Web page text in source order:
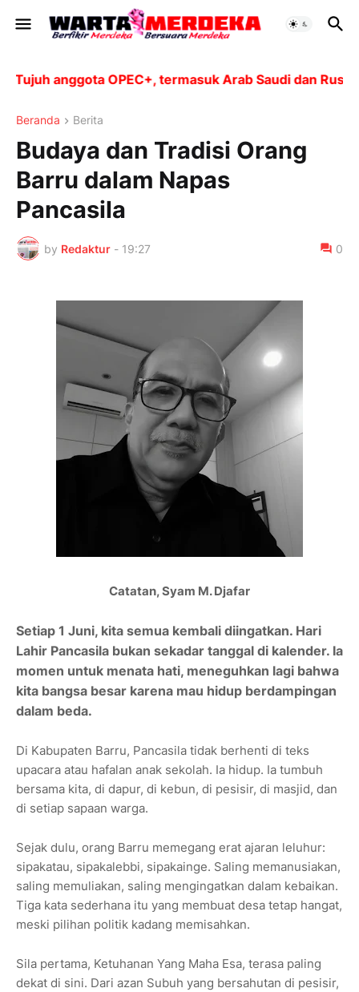
anggota OPEC+, termasuk Arab Saudi dan Rusia,
Beranda Berita
Budaya dan Tradisi Orang
Barru dalam Napas
Pancasila
by Redaktur - 19:27 0
Catatan, Syam M. Djafar
Setiap 1 Juni, kita semua kembali diingatkan. Hari
Lahir Pancasila bukan sekadar tanggal di kalender. Ia
momen untuk menata hati, meneguhkan lagi bahwa
kita bangsa besar karena mau hidup berdampingan
dalam beda.
Di Kabupaten Barru, Pancasila tidak berhenti di teks
upacara atau hafalan anak sekolah. Ia hidup. Ia tumbuh
bersama kita, di dapur, di kebun, di pesisir, di masjid, dan
di setiap sapaan warga.
Sejak dulu, orang Barru memegang erat ajaran leluhur:
sipakatau, sipakalebbi, sipakainge. Saling memanusiakan,
saling memuliakan, saling mengingatkan dalam kebaikan.
Tiga kata sederhana itu yang membuat desa tetap hangat,
meski pilihan politik kadang memisahkan.
Sila pertama, Ketuhanan Yang Maha Esa, terasa paling
dekat di sini. Dari azan Subuh yang bersahutan di pesisir,